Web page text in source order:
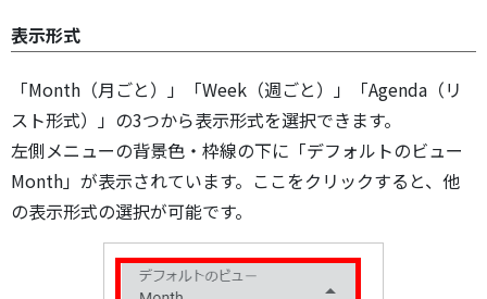
表示形式
「Month（月ごと）」「Week（週ごと）」「Agenda（リ
スト形式）」の3つから表示形式を選択できます。
左側メニューの背景色・枠線の下に「デフォルトのビュー
Month」が表示されています。ここをクリックすると、他
の表示形式の選択が可能です。